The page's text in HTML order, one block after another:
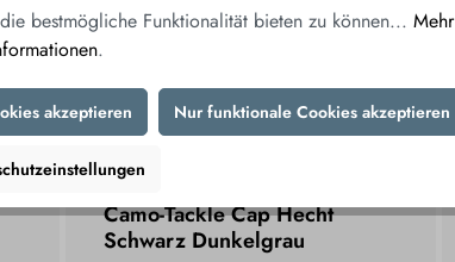
Camo-Tackle Cap Hecht
Schwarz Dunkelgrau
bestmögliche Funktionalität bieten zu können... Mehr
.
akzeptieren Nur funktionale Cookies akzeptieren